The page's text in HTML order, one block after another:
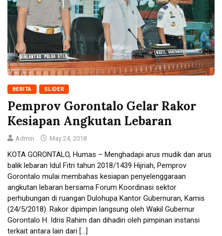
BERITA SLIDER
Pemprov Gorontalo Gelar Rakor
Kesiapan Angkutan Lebaran
Admin May 24, 2018
KOTA GORONTALO, Humas – Menghadapi arus mudik dan arus
balik lebaran Idul Fitri tahun 2018/1439 Hijriah, Pemprov
Gorontalo mulai membahas kesiapan penyelenggaraan
angkutan lebaran bersama Forum Koordinasi sektor
perhubungan di ruangan Dulohupa Kantor Gubernuran, Kamis
(24/5/2018). Rakor dipimpin langsung oleh Wakil Gubernur
Gorontalo H. Idris Rahim dan dihadiri oleh pimpinan instansi
terkait antara lain dari […]